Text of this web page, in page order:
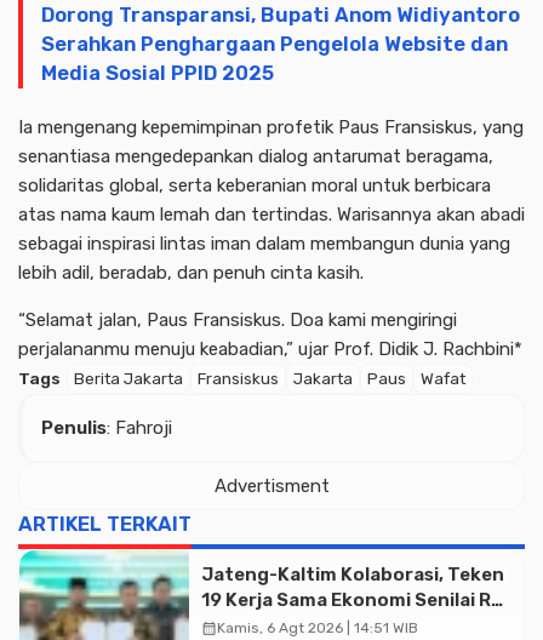
Dorong Transparansi, Bupati Anom Widiyantoro
Serahkan Penghargaan Pengelola Website dan
Media Sosial PPID 2025
Ia mengenang kepemimpinan profetik Paus Fransiskus, yang
senantiasa mengedepankan dialog antarumat beragama,
solidaritas global, serta keberanian moral untuk berbicara
atas nama kaum lemah dan tertindas. Warisannya akan abadi
sebagai inspirasi lintas iman dalam membangun dunia yang
lebih adil, beradab, dan penuh cinta kasih.
“Selamat jalan, Paus Fransiskus. Doa kami mengiringi
perjalananmu menuju keabadian,” ujar Prof. Didik J. Rachbini*
Tags Berita Jakarta Fransiskus Jakarta Paus Wafat
Penulis: Fahroji
Advertisment
ARTIKEL TERKAIT
Jateng-Kaltim Kolaborasi, Teken
19 Kerja Sama Ekonomi Senilai Rp
20,2 Triliun
calendar_monthKamis, 6 Agt 2026 | 14:51 WIB